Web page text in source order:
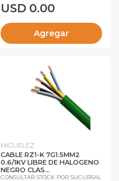
USD 0.00
Agregar
MIGUELEZ
CABLE RZ1-K 7G1.5MM2
0.6/1KV LIBRE DE HALOGENO
NEGRO CLAS...
CONSULTAR STOCK POR SUCURSAL